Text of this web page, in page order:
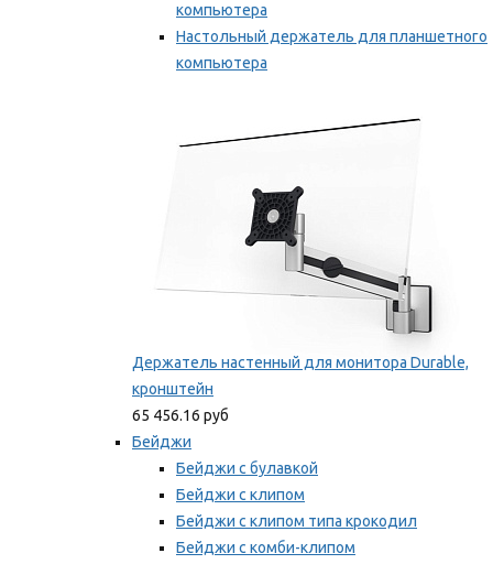
компьютера
Настольный держатель для планшетного
компьютера
Держатель настенный для монитора Durable,
кронштейн
65 456.16 руб
Бейджи
Бейджи с булавкой
Бейджи с клипом
Бейджи с клипом типа крокодил
Бейджи с комби-клипом